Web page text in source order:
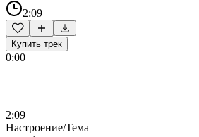
2:09
Купить трек
0:00
2:09
Настроение/Тема